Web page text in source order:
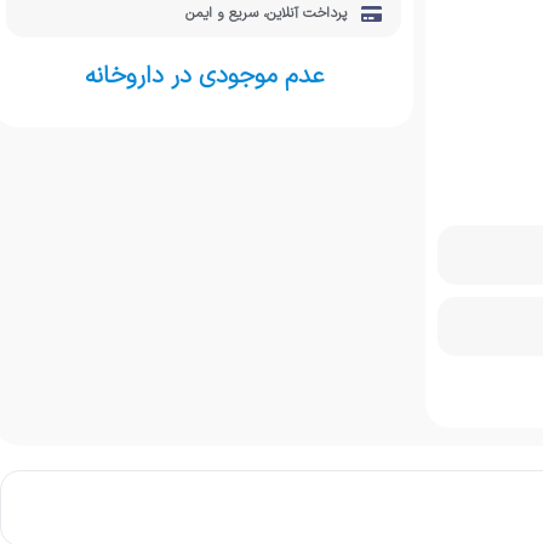
پرداخت آنلاین، سریع و ایمن
عدم موجودی در داروخانه